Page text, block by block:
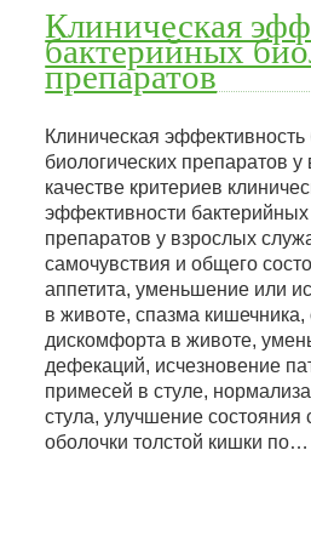
Клиническая
бактерийных
препаратов
Клиническая
биологических препаратов
качестве критериев
эффективности бактерийных
препаратов у взрослых
самочувствия и общего
аппетита, уменьшение или
в животе, спазма
дискомфорта в животе,
дефекаций, исчезновение
примесей в стуле,
стула, улучшение состояния
оболочки толстой кишки по…